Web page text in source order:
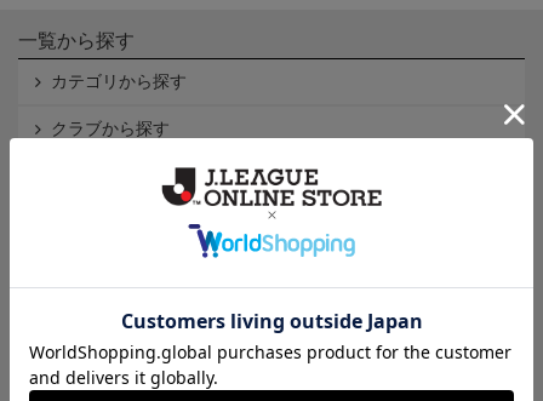
一覧から探す
カテゴリから探す
クラブから探す
Ｊ2
インフォメーション
個人情報保護方針